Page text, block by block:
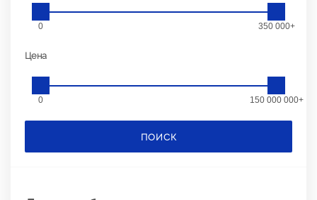
0 350 000+
Цена
0 150 000 000+
ПОИСК